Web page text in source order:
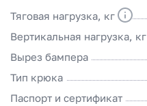
Тяговая нагрузка, кг
Вертикальная нагрузка, кг
Вырез бампера
Тип крюка
Паспорт и сертификат